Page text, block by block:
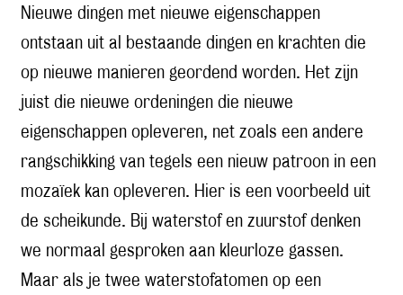
Nieuwe dingen met nieuwe eigenschappen
ontstaan uit al bestaande dingen en krachten die
op nieuwe manieren geordend worden. Het zijn
juist die nieuwe ordeningen die nieuwe
eigenschappen opleveren, net zoals een andere
rangschikking van tegels een nieuw patroon in een
mozaïek kan opleveren. Hier is een voorbeeld uit
de scheikunde. Bij waterstof en zuurstof denken
we normaal gesproken aan kleurloze gassen.
Maar als je twee waterstofatomen op een